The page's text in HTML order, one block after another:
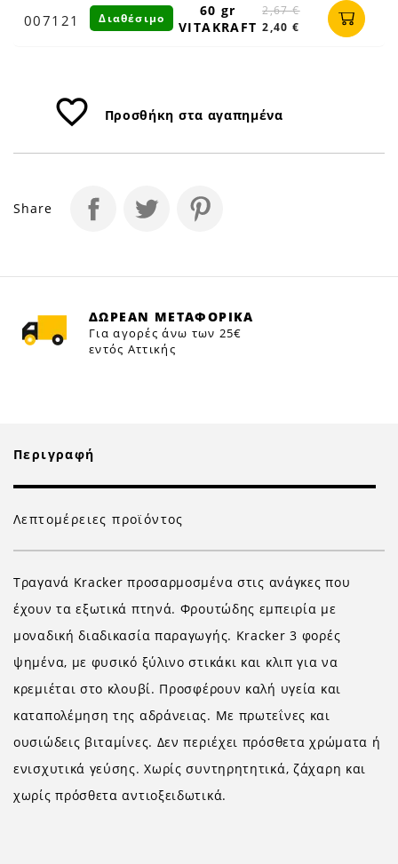
60GR
007121
60 gr
VITAKRAFT
2,67 €
2,40 €
Διαθέσιμο
favorite_border Προσθήκη στα αγαπημένα
Share
ΔΩΡΕΑΝ ΜΕΤΑΦΟΡΙΚΑ
Για αγορές άνω των 25€
εντός Αττικής
Περιγραφή
Λεπτομέρειες προϊόντος
Τραγανά Kracker προσαρμοσμένα στις ανάγκες που
έχουν τα εξωτικά πτηνά. Φρουτώδης εμπειρία με
μοναδική διαδικασία παραγωγής. Kracker 3 φορές
ψημένα, με φυσικό ξύλινο στικάκι και κλιπ για να
κρεμιέται στο κλουβί. Προσφέρουν καλή υγεία και
καταπολέμηση της αδράνειας. Με πρωτεΐνες και
ουσιώδεις βιταμίνες. Δεν περιέχει πρόσθετα χρώματα ή
ενισχυτικά γεύσης. Χωρίς συντηρητητικά, ζάχαρη και
χωρίς πρόσθετα αντιοξειδωτικά.